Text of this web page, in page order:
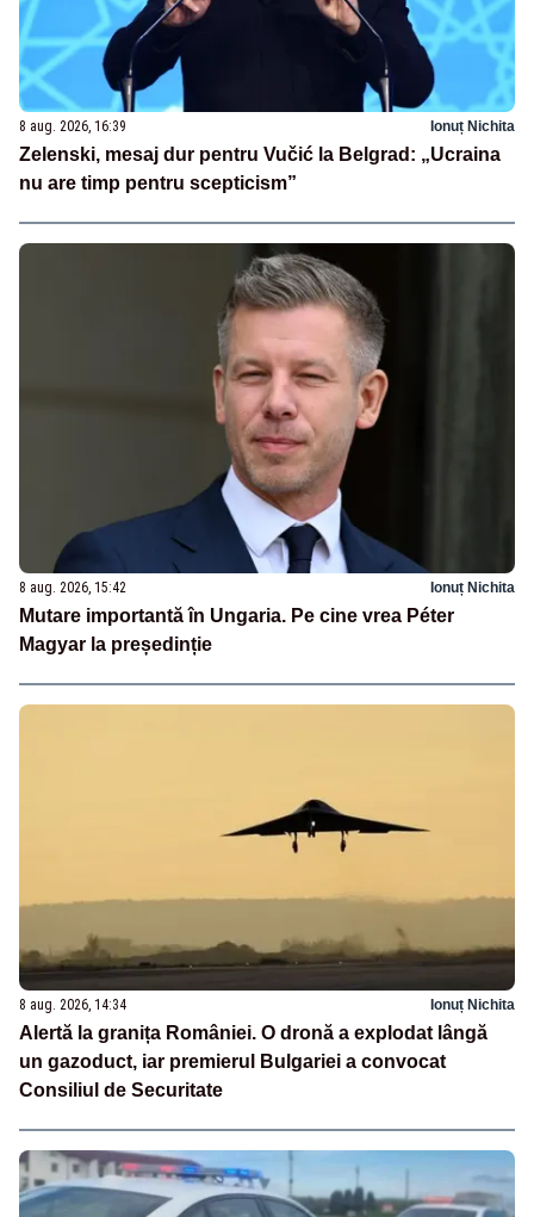
8 aug. 2026, 16:39 Ionuț Nichita
Zelenski, mesaj dur pentru Vučić la Belgrad: „Ucraina
nu are timp pentru scepticism”
8 aug. 2026, 15:42 Ionuț Nichita
Mutare importantă în Ungaria. Pe cine vrea Péter
Magyar la președinție
8 aug. 2026, 14:34 Ionuț Nichita
Alertă la granița României. O dronă a explodat lângă
un gazoduct, iar premierul Bulgariei a convocat
Consiliul de Securitate